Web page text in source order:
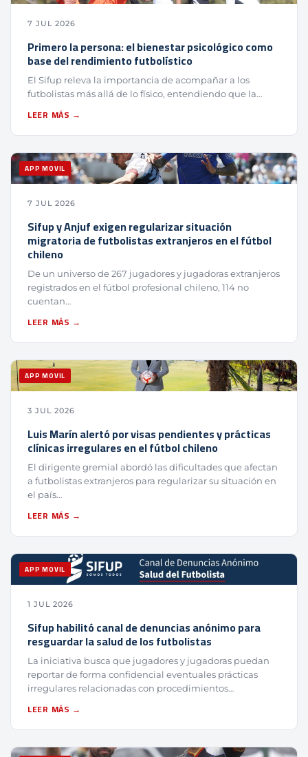
7 JUL 2026
Primero la persona: el bienestar psicológico como
base del rendimiento futbolístico
El Sifup releva la importancia de acompañar a los
futbolistas más allá de lo físico, entendiendo que la…
LEER MÁS →
APP MOVIL
7 JUL 2026
Sifup y Anjuf exigen regularizar situación
migratoria de futbolistas extranjeros en el fútbol
chileno
De un universo de 267 jugadores y jugadoras extranjeros
registrados en el fútbol profesional chileno, 114 no
cuentan…
LEER MÁS →
APP MOVIL
3 JUL 2026
Luis Marín alertó por visas pendientes y prácticas
clínicas irregulares en el fútbol chileno
El dirigente gremial abordó las dificultades que afectan
a futbolistas extranjeros para regularizar su situación en
el país…
LEER MÁS →
APP MOVIL
1 JUL 2026
Sifup habilitó canal de denuncias anónimo para
resguardar la salud de los futbolistas
La iniciativa busca que jugadores y jugadoras puedan
reportar de forma confidencial eventuales prácticas
irregulares relacionadas con procedimientos…
LEER MÁS →